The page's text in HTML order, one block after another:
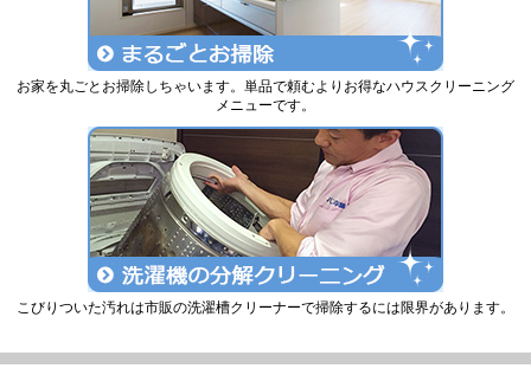
お家を丸ごとお掃除しちゃいます。単品で頼むよりお得なハウスクリーニング
メニューです。
こびりついた汚れは市販の洗濯槽クリーナーで掃除するには限界があります。